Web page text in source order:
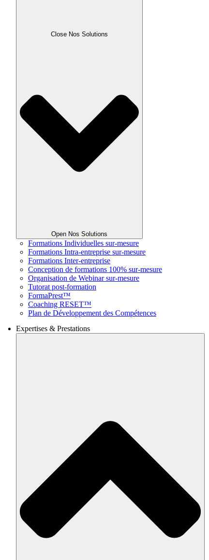
Close Nos Solutions
Open Nos Solutions
Formations Individuelles sur-mesure
Formations Intra-entreprise sur-mesure
Formations Inter-entreprise
Conception de formations 100% sur-mesure
Organisation de Webinar sur-mesure
Tutorat post-formation
FormaPrest™
Coaching RESET™
Plan de Développement des Compétences
Expertises & Prestations